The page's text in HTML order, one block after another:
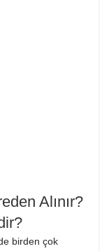
Alınır?
birden çok